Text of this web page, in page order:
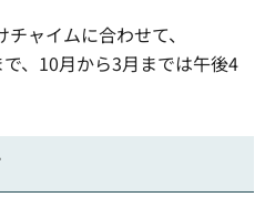
ャイムに合わせて、
、10月から3月までは午後4